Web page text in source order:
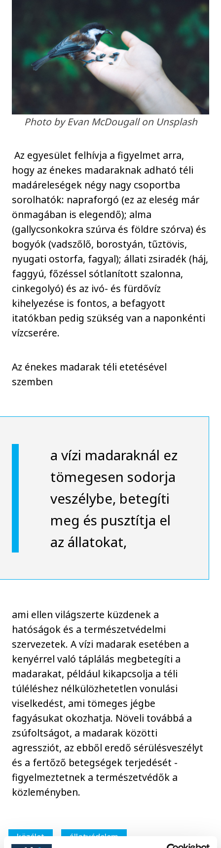
Photo by Evan McDougall on Unsplash
Az egyesület felhívja a figyelmet arra,
hogy az énekes madaraknak adható téli
madáreleségek négy nagy csoportba
sorolhatók: napraforgó (ez az eleség már
önmagában is elegendő); alma
(gallycsonkokra szúrva és földre szórva) és
bogyók (vadszőlő, borostyán, tűztövis,
nyugati ostorfa, fagyal); állati zsiradék (háj,
faggyú, főzéssel sótlanított szalonna,
cinkegolyó) és az ivó- és fürdővíz
kihelyezése is fontos, a befagyott
itatókban pedig szükség van a naponkénti
vízcserére.
Az énekes madarak téli etetésével
szemben
a vízi madaraknál ez
tömegesen sodorja
veszélybe, betegíti
meg és pusztítja el
az állatokat,
ami ellen világszerte küzdenek a
hatóságok és a természetvédelmi
szervezetek. A vízi madarak esetében a
kenyérrel való táplálás megbetegíti a
madarakat, például kikapcsolja a téli
túléléshez nélkülözhetetlen vonulási
viselkedést, ami tömeges jégbe
fagyásukat okozhatja. Növeli továbbá a
zsúfoltságot, a madarak közötti
agressziót, az ebből eredő sérülésveszélyt
és a fertőző betegségek terjedését -
figyelmeztetnek a természetvédők a
közleményben.
közélet állatvédelem